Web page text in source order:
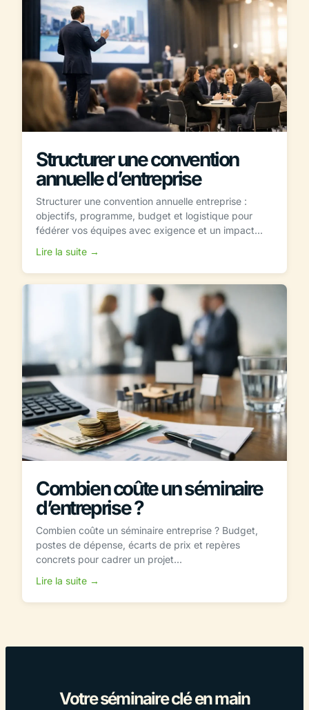
Structurer une convention
annuelle d’entreprise
Structurer une convention annuelle entreprise :
objectifs, programme, budget et logistique pour
fédérer vos équipes avec exigence et un impact...
Lire la suite →
Combien coûte un séminaire
d’entreprise ?
Combien coûte un séminaire entreprise ? Budget,
postes de dépense, écarts de prix et repères
concrets pour cadrer un projet...
Lire la suite →
Votre séminaire clé en main